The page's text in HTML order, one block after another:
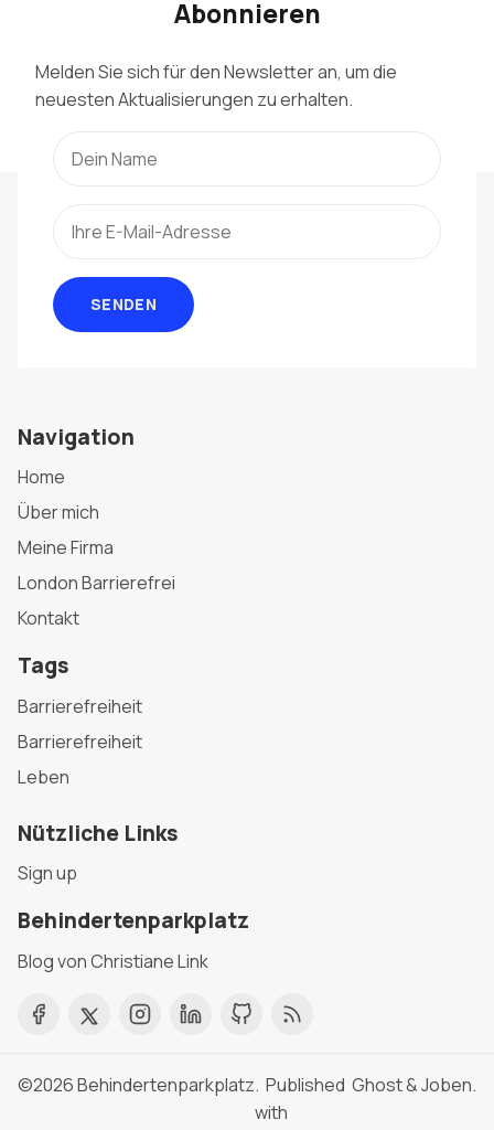
Abonnieren
Melden Sie sich für den Newsletter an, um die
neuesten Aktualisierungen zu erhalten.
SENDEN
Navigation
Home
Über mich
Meine Firma
London Barrierefrei
Kontakt
Tags
Barrierefreiheit
Barrierefreiheit
Leben
Nützliche Links
Sign up
Behindertenparkplatz
Blog von Christiane Link
©2026Behindertenparkplatz. Published
with
Ghost&Joben.